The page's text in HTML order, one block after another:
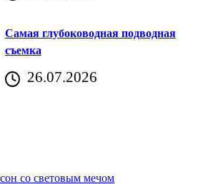
Самая глубоководная подводная
съемка
26.07.2026